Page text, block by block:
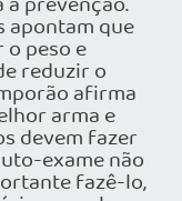
apontam que
peso e
reduzir o
afirma
arma e
devem fazer
exame não
fazê-lo,